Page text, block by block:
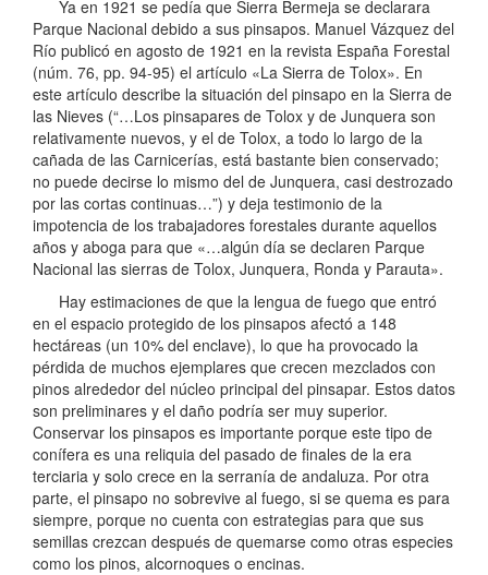
Ya en 1921 se pedía que Sierra Bermeja se declarara
Parque Nacional debido a sus pinsapos. Manuel Vázquez del
Río publicó en agosto de 1921 en la revista España Forestal
(núm. 76, pp. 94-95) el artículo «La Sierra de Tolox».​ En
este artículo describe la situación del pinsapo en la Sierra de
las Nieves (“…Los pinsapares de Tolox y de Junquera son
relativamente nuevos, y el de Tolox, a todo lo largo de la
cañada de las Carnicerías, está bastante bien conservado;
no puede decirse lo mismo del de Junquera, casi destrozado
por las cortas continuas…”) y deja testimonio de la
impotencia de los trabajadores forestales durante aquellos
años y aboga para que «…algún día se declaren Parque
Nacional las sierras de Tolox, Junquera, Ronda y Parauta».
Hay estimaciones de que la lengua de fuego que entró
en el espacio protegido de los pinsapos afectó a 148
hectáreas (un 10% del enclave), lo que ha provocado la
pérdida de muchos ejemplares que crecen mezclados con
pinos alrededor del núcleo principal del pinsapar. Estos datos
son preliminares y el daño podría ser muy superior.
Conservar los pinsapos es importante porque este tipo de
conífera es una reliquia del pasado de finales de la era
terciaria y solo crece en la serranía de andaluza. Por otra
parte, el pinsapo no sobrevive al fuego, si se quema es para
siempre, porque no cuenta con estrategias para que sus
semillas crezcan después de quemarse como otras especies
como los pinos, alcornoques o encinas.